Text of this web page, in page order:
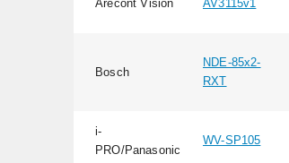
Arecont Vision AV3115v1
Bosch
NDE-85x2-
RXT
i-
PRO/Panasonic
WV-SP105